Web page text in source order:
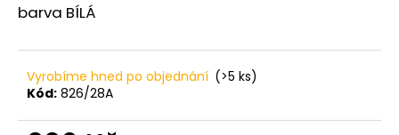
barva BÍLÁ
Vyrobíme hned po objednání (>5 ks)
Kód: 826/28A
o
p
o
u